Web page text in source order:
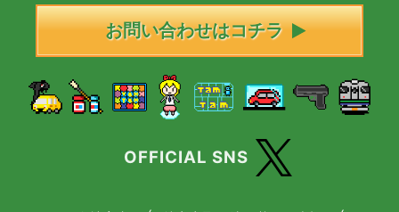
お問い合わせはコチラ
OFFICIAL SNS